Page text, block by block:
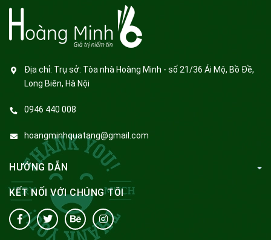
Địa chỉ: Trụ sở: Tòa nhà Hoàng Minh - số 21/36 Ái Mộ, Bồ Đề,
Long Biên, Hà Nội
0946 440 008
hoangminhquatang@gmail.com
HƯỚNG DẪN
KẾT NỐI VỚI CHÚNG TÔI